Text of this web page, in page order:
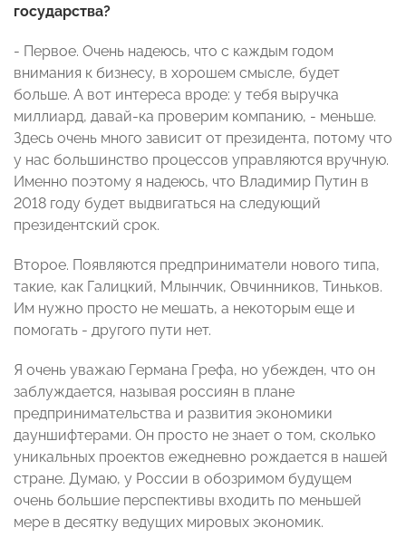
государства?
- Первое. Очень надеюсь, что с каждым годом
внимания к бизнесу, в хорошем смысле, будет
больше. А вот интереса вроде: у тебя выручка
миллиард, давай-ка проверим компанию, - меньше.
Здесь очень много зависит от президента, потому что
у нас большинство процессов управляются вручную.
Именно поэтому я надеюсь, что Владимир Путин в
2018 году будет выдвигаться на следующий
президентский срок.
Второе. Появляются предприниматели нового типа,
такие, как Галицкий, Млынчик, Овчинников, Тиньков.
Им нужно просто не мешать, а некоторым еще и
помогать - другого пути нет.
Я очень уважаю Германа Грефа, но убежден, что он
заблуждается, называя россиян в плане
предпринимательства и развития экономики
дауншифтерами. Он просто не знает о том, сколько
уникальных проектов ежедневно рождается в нашей
стране. Думаю, у России в обозримом будущем
очень большие перспективы входить по меньшей
мере в десятку ведущих мировых экономик.